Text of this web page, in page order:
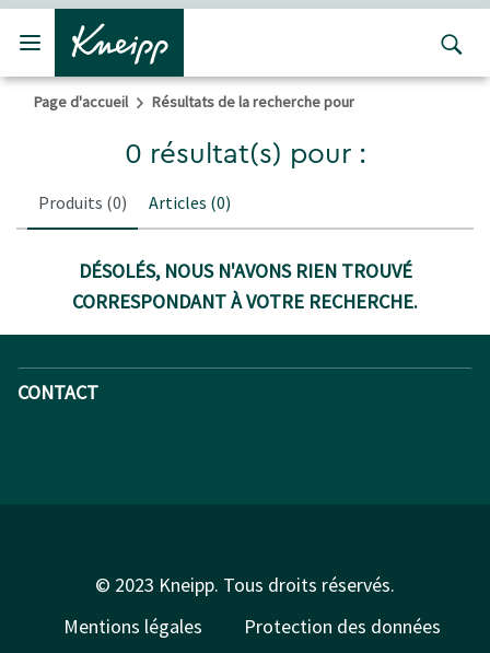
Passer au contenu principal
Passer au contenu du pied de page
Page d'accueil Résultats de la recherche pour
0 résultat(s) pour :
Produits (0) Articles (0)
DÉSOLÉS, NOUS N'AVONS RIEN TROUVÉ
CORRESPONDANT À VOTRE RECHERCHE.
CONTACT
© 2023 Kneipp. Tous droits réservés.
Mentions légales
Protection des données